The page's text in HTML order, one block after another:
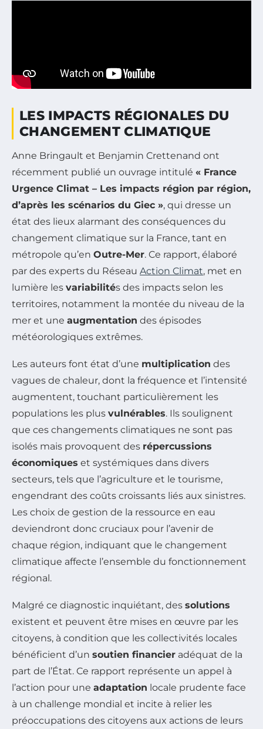
LES IMPACTS RÉGIONALES DU
CHANGEMENT CLIMATIQUE
Anne Bringault et Benjamin Crettenand ont
récemment publié un ouvrage intitulé « France
Urgence Climat – Les impacts région par région,
d’après les scénarios du Giec », qui dresse un
état des lieux alarmant des conséquences du
changement climatique sur la France, tant en
métropole qu’en Outre-Mer. Ce rapport, élaboré
par des experts du Réseau Action Climat, met en
lumière les variabilités des impacts selon les
territoires, notamment la montée du niveau de la
mer et une augmentation des épisodes
météorologiques extrêmes.
Les auteurs font état d’une multiplication des
vagues de chaleur, dont la fréquence et l’intensité
augmentent, touchant particulièrement les
populations les plus vulnérables. Ils soulignent
que ces changements climatiques ne sont pas
isolés mais provoquent des répercussions
économiques et systémiques dans divers
secteurs, tels que l’agriculture et le tourisme,
engendrant des coûts croissants liés aux sinistres.
Les choix de gestion de la ressource en eau
deviendront donc cruciaux pour l’avenir de
chaque région, indiquant que le changement
climatique affecte l’ensemble du fonctionnement
régional.
Malgré ce diagnostic inquiétant, des solutions
existent et peuvent être mises en œuvre par les
citoyens, à condition que les collectivités locales
bénéficient d’un soutien financier adéquat de la
part de l’État. Ce rapport représente un appel à
l’action pour une adaptation locale prudente face
à un challenge mondial et incite à relier les
préoccupations des citoyens aux actions de leurs